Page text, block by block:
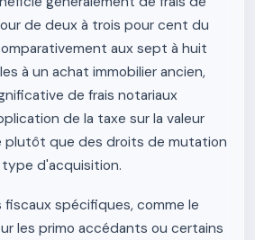
de deux à trois pour cent du
aux sept à huit
à un achat immobilier ancien,
de frais notariaux
de la taxe sur la valeur
plutôt que des droits de mutation
d'acquisition.
spécifiques, comme le
les primo accédants ou certains